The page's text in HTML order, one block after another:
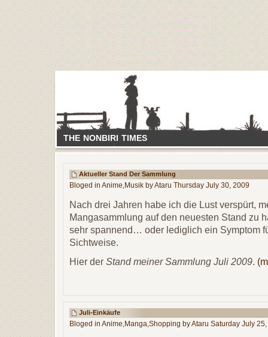
THE NONBIRI TIMES
Aktueller Stand Der Sammlung
Bloged in Anime,Musik by Ataru Thursday July 30, 2009
Nach drei Jahren habe ich die Lust verspürt,
Mangasammlung auf den neuesten Stand zu
sehr spannend… oder lediglich ein Symptom
Sichtweise.
Hier der Stand meiner Sammlung Juli 2009.
Juli-Einkäufe
Bloged in Anime Manga Shopping by Ataru Saturday July